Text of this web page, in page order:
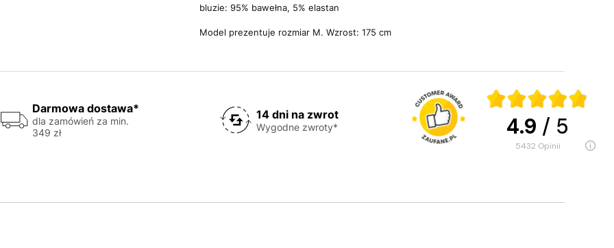
bluzie: 95% bawełna, 5% elastan
Model prezentuje rozmiar M. Wzrost: 175 cm
Darmowa dostawa*
dla zamówień za min.
349 zł
14 dni na zwrot
Wygodne zwroty* 4.9 / 5
5432 opinii